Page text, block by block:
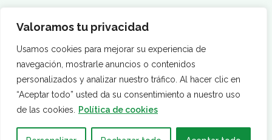
Valoramos tu privacidad
Usamos cookies para mejorar su experiencia de
navegación, mostrarle anuncios o contenidos
personalizados y analizar nuestro tráfico. Al hacer clic en
“Aceptar todo” usted da su consentimiento a nuestro uso
de las cookies.
Política de cookies
Síguenos